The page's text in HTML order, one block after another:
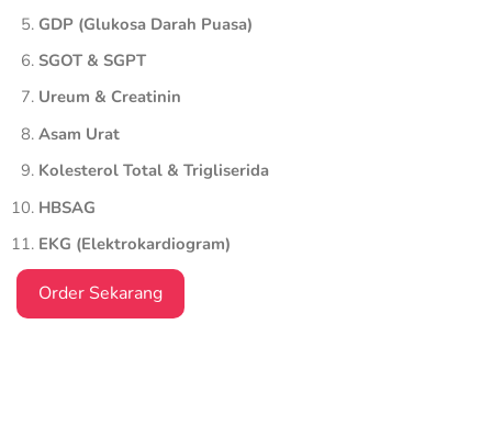
GDP (Glukosa Darah Puasa)
SGOT & SGPT
Ureum & Creatinin
Asam Urat
Kolesterol Total & Trigliserida
HBSAG
EKG (Elektrokardiogram)
Order Sekarang